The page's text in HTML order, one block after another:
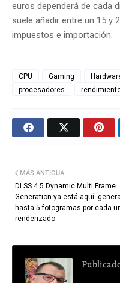
euros dependerá de cada
suele añadir entre un 15 y
impuestos e importación.
CPU Gaming
procesadores
MÁS ANTIGUA
DLSS 4.5 Dynamic Multi Frame
Generation ya está aquí: genera
hasta 5 fotogramas por cada
renderizado